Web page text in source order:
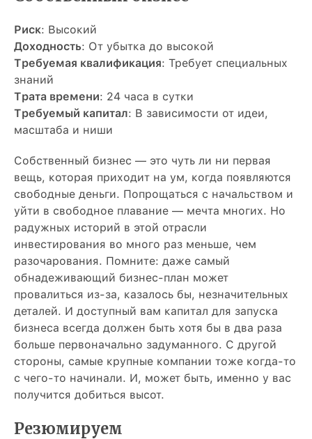
Риск: Высокий
Доходность: От убытка до высокой
Требуемая квалификация: Требует специальных
знаний
Трата времени: 24 часа в сутки
Требуемый капитал: В зависимости от идеи,
масштаба и ниши
Собственный бизнес — это чуть ли ни первая
вещь, которая приходит на ум, когда появляются
свободные деньги. Попрощаться с начальством и
уйти в свободное плавание — мечта многих. Но
радужных историй в этой отрасли
инвестирования во много раз меньше, чем
разочарования. Помните: даже самый
обнадеживающий бизнес-план может
провалиться из-за, казалось бы, незначительных
деталей. И доступный вам капитал для запуска
бизнеса всегда должен быть хотя бы в два раза
больше первоначально задуманного. С другой
стороны, самые крупные компании тоже когда-то
с чего-то начинали. И, может быть, именно у вас
получится добиться высот.
Резюмируем